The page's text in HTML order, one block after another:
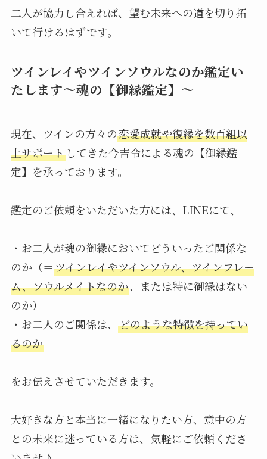
二人が協力し合えれば、望む未来への道を切り拓
いて行けるはずです。
ツインレイやツインソウルなのか鑑定い
たします〜魂の【御縁鑑定】〜
現在、ツインの方々の恋愛成就や復縁を数百組以
上サポートしてきた今吉令による魂の【御縁鑑
定】を承っております。
鑑定のご依頼をいただいた方には、LINEにて、
・お二人が魂の御縁においてどういったご関係な
のか（＝ツインレイやツインソウル、ツインフレー
ム、ソウルメイトなのか、または特に御縁はない
のか）
・お二人のご関係は、 どのような特徴を持ってい
るのか
をお伝えさせていただきます。
大好きな方と本当に一緒になりたい方、意中の方
との未来に迷っている方は、気軽にご依頼くださ